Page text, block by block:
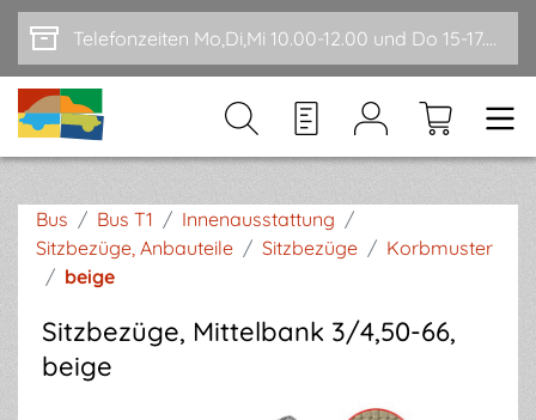
Zum Hauptinhalt springen Telefonzeiten Mo,Di,Mi 10.00-12.00 und Do 15-17.00
Bus / Bus T1 / Innenausstattung /
Sitzbezüge, Anbauteile / Sitzbezüge / Korbmuster
/ beige
Sitzbezüge, Mittelbank 3/4,50-66,
beige